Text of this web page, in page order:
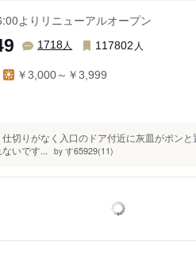
よりリニューアルオープン
1718人 117802 人
￥3,000～￥3,999
切りがなく入口のドア付近に灰皿がポン
いです...
by す65929(11)